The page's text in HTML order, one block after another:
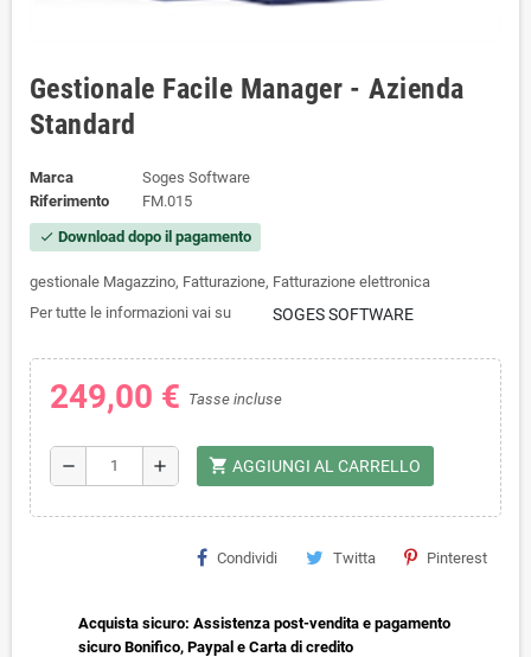
Gestionale Facile Manager - Azienda
Standard
Marca
Soges Software
Riferimento
FM.015
check Download dopo il pagamento
gestionale Magazzino, Fatturazione, Fatturazione elettronica
Per tutte le informazioni vai su
SOGES SOFTWARE
249,00 € Tasse incluse
remove add shopping_cart AGGIUNGI AL CARRELLO
Condividi Twitta Pinterest
Acquista sicuro: Assistenza post-vendita e pagamento
sicuro Bonifico, Paypal e Carta di credito